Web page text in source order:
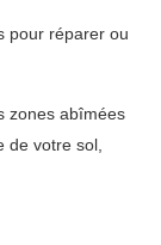
pour réparer ou
zones abîmées
de votre sol,